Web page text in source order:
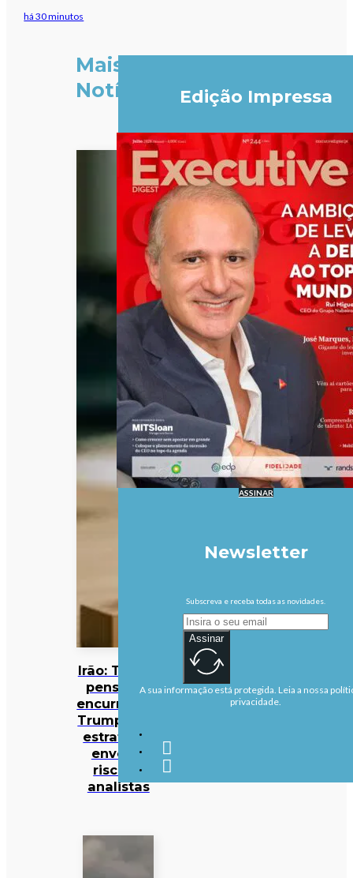
há 30 minutos
Mais
Notícias
Irão: Teerão
pensa ter
encurralado
Trump, mas
estratégia
envolve
riscos –
analistas
Edição Impressa
ASSINAR
Newsletter
Subscreva e receba todas as novidades.
Assinar
A sua informação está protegida. Leia a nossa
privacidade.